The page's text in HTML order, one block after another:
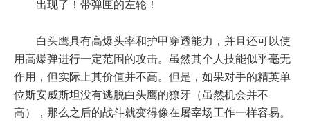
出现了！带弹匣的左轮！
白头鹰具有高爆头率和护甲穿透能力，并且还可以使
用高爆弹进行一定范围的攻击。虽然其个人技能似乎毫无
作用，但实际上其价值并不高。但是，如果对手的精英单
位斯安威斯坦没有逃脱白头鹰的獠牙（虽然机会并不
高），那么之后的战斗就变得像在屠宰场工作一样容易。